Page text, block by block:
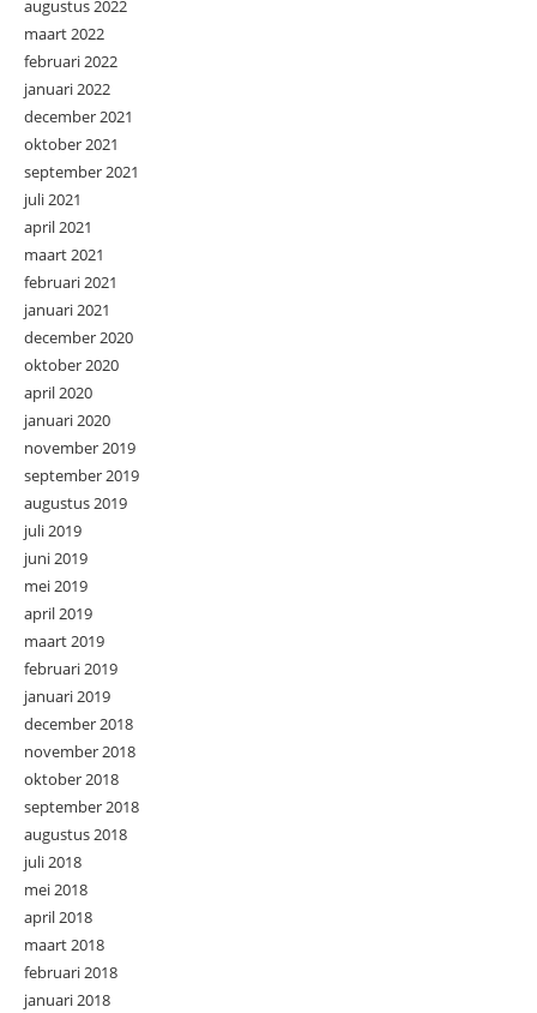
augustus 2022
maart 2022
februari 2022
januari 2022
december 2021
oktober 2021
september 2021
juli 2021
april 2021
maart 2021
februari 2021
januari 2021
december 2020
oktober 2020
april 2020
januari 2020
november 2019
september 2019
augustus 2019
juli 2019
juni 2019
mei 2019
april 2019
maart 2019
februari 2019
januari 2019
december 2018
november 2018
oktober 2018
september 2018
augustus 2018
juli 2018
mei 2018
april 2018
maart 2018
februari 2018
januari 2018